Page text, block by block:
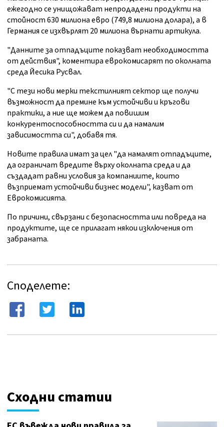
ежегодно се унищожават непродадени продукти на
стойност 630 милиона евро (749,8 милиона долара), а в
Германия се изхвърлят 20 милиона върнати артикула.
"Данните за отпадъците показват необходимостта
от действия", коментира еврокомисарят по околната
среда Йесика Русвал.
"С тези нови мерки текстилният сектор ще получи
възможност да премине към устойчиви и кръгови
практики, а ние ще можем да повишим
конкурентоспособността си и да намалим
зависимостта си", добавя тя.
Новите правила имат за цел "да намалят отпадъците,
да ограничат вредите върху околната среда и да
създадат равни условия за компаниите, които
възприемат устойчиви бизнес модели", казват от
Еврокомисията.
По причини, свързани с безопасността или повреда на
продуктите, ще се прилагат някои изключения от
забраната.
Споделете:
Сходни статии